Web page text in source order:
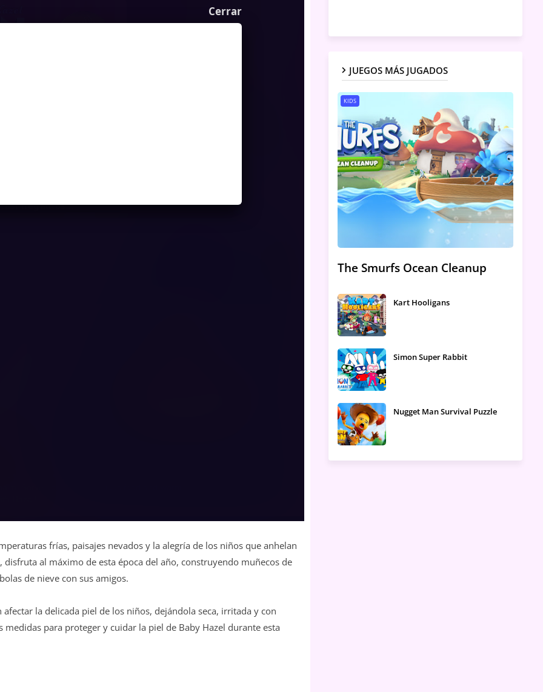
llegamos...
Cerrar
frías, paisajes nevados y la alegría de los niños que anhelan
al máximo de esta época del año, construyendo muñecos de
de nieve con sus amigos.
la delicada piel de los niños, dejándola seca, irritada y con
para proteger y cuidar la piel de Baby Hazel durante esta
JUEGOS MÁS JUGADOS
KIDS
The Smurfs Ocean Cleanup
Kart Hooligans
Simon Super Rabbit
Nugget Man Survival Puzzle